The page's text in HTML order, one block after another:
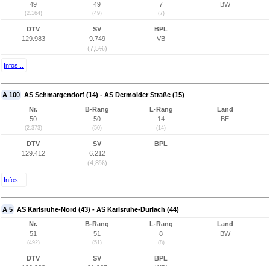
49
(2.164)
49
(49)
7
(7)
BW
DTV
129.983
SV
9.749
(7,5%)
BPL
VB
Infos...
A 100 AS Schmargendorf (14) - AS Detmolder Straße (15)
Nr.
50
(2.373)
B-Rang
50
(50)
L-Rang
14
(14)
Land
BE
DTV
129.412
SV
6.212
(4,8%)
BPL
Infos...
A 5 AS Karlsruhe-Nord (43) - AS Karlsruhe-Durlach (44)
Nr.
51
(492)
B-Rang
51
(51)
L-Rang
8
(8)
Land
BW
DTV
SV
BPL